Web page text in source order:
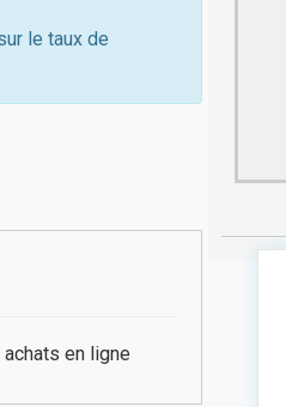
le taux de
en ligne